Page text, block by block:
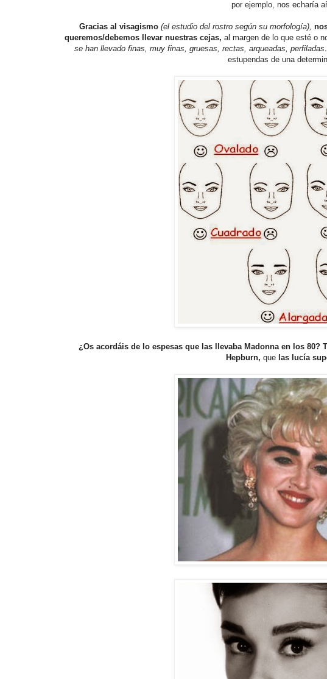
por ejemplo, nos echaría
Gracias al visagismo (el estudio del rostro según su morfología),
queremos/debemos llevar nuestras cejas, al margen de lo que esté o
se han llevado finas, muy finas, gruesas, rectas, arqueadas,
estupendas de una
¿Os acordáis de lo espesas que las llevaba Madonna en los 80?
Hepburn, que las lucía